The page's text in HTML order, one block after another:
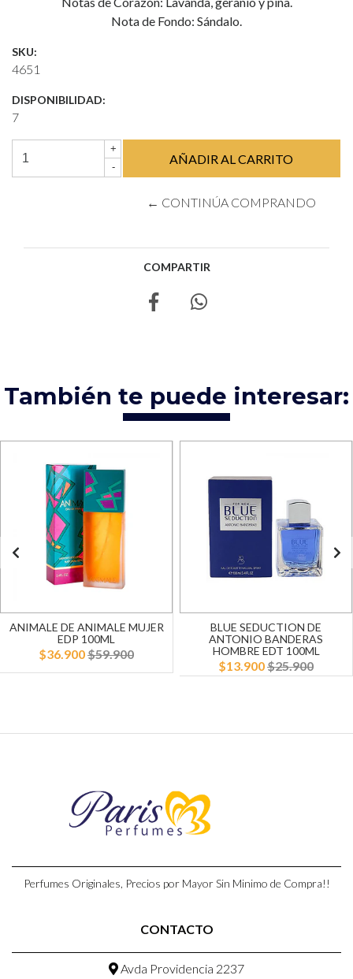
Nota de Fondo: Sándalo.
SKU:
4651
DISPONIBILIDAD:
7
+
-
← CONTINÚA COMPRANDO
COMPARTIR
También te puede interesar:
ANIMALE DE ANIMALE MUJER
EDP 100ML
$36.900$59.900
BLUE SEDUCTION DE
ANTONIO BANDERAS
HOMBRE EDT 100ML
$13.900$25.900
Perfumes Originales, Precios por Mayor Sin Minimo de Compra!!
CONTACTO
Avda Providencia 2237